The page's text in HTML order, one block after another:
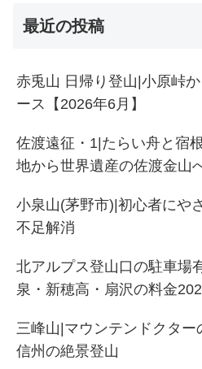
最近の投稿
赤兎山 日帰り登山|小原峠
ース【2026年6月】
佐渡遠征・1|たらい舟と宿
地から世界遺産の佐渡金山
小泉山(茅野市)|初心者にや
不足解消
北アルプス登山口の駐車場
泉・新穂高・扇沢の料金
三峰山|マウンテンドクター
信州の絶景登山